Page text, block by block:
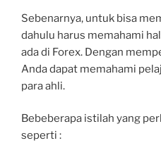
Sebenarnya, untuk bisa
dahulu harus memahami
ada di Forex. Dengan
Anda dapat memahami
para ahli.
Bebeberapa istilah yang
seperti :